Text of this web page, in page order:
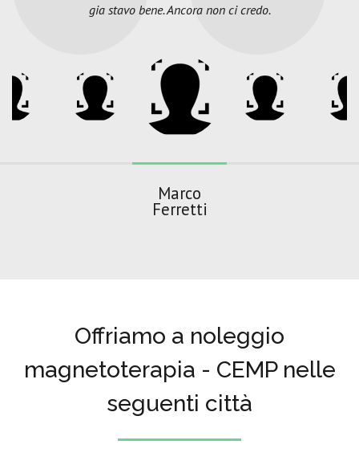
gia stavo bene. Ancora non ci credo.
Marco
Ferretti
Offriamo a noleggio
magnetoterapia - CEMP nelle
seguenti città